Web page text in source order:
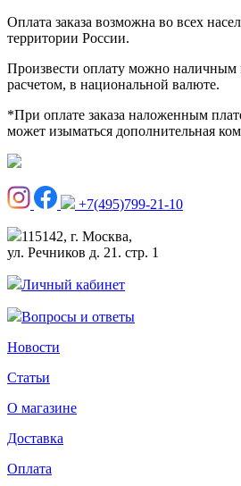
Оплата заказа возможна во всех
территории России.
Произвести оплату можно наличным
расчетом, в национальной валюте.
*При оплате заказа наложенным
может изыматься дополнительная
+7(495)799-21-10
115142, г. Москва,
ул. Речников д. 21. стр. 1
Личный кабинет
Вопросы и ответы
Новости
Статьи
О магазине
Доставка
Оплата